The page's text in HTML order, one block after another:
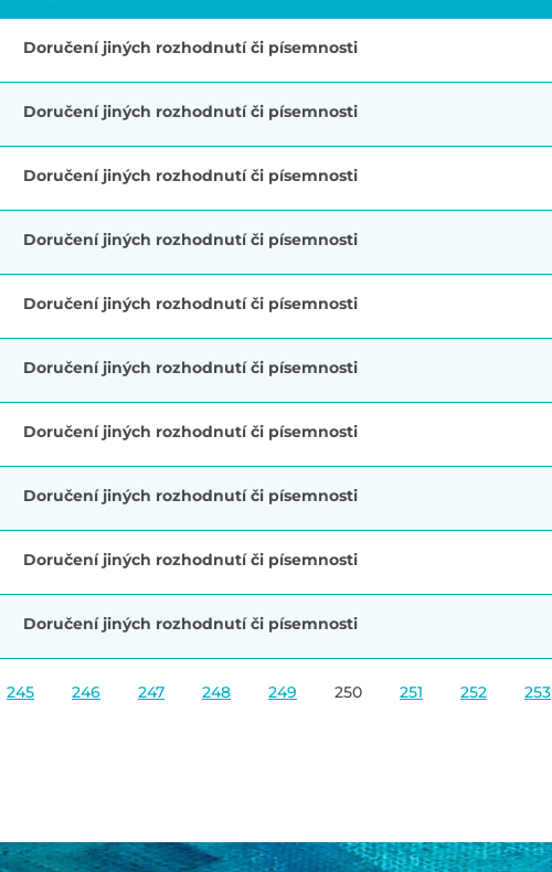
Doručení jiných rozhodnutí či písemnosti
Doručení jiných rozhodnutí či písemnosti
Doručení jiných rozhodnutí či písemnosti
Doručení jiných rozhodnutí či písemnosti
Doručení jiných rozhodnutí či písemnosti
Doručení jiných rozhodnutí či písemnosti
Doručení jiných rozhodnutí či písemnosti
Doručení jiných rozhodnutí či písemnosti
Doručení jiných rozhodnutí či písemnosti
Doručení jiných rozhodnutí či písemnosti
245 246 247 248 249 250 251 252 253